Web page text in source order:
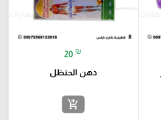
20 ₪
دهن الحنظل
add_shopping_cart